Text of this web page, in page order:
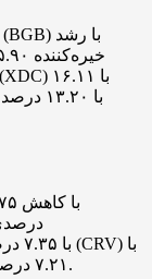
۷.۲۱ درصد کاهش نیز در میان پرضررترین‌ها قرار گرفتند.